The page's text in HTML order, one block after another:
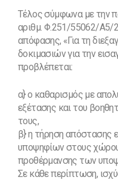
Τέλος σύμφωνα με την
αριθμ. Φ.251/55062/Α5/
απόφασης, «Για τη
δοκιμασιών για την
προβλέπεται:
α} ο καθαρισμός με
εξέτασης και του
τους,
β} η τήρηση απόστασης
υποψηφίων στους
προθέρμανσης των
Σε κάθε περίπτωση,